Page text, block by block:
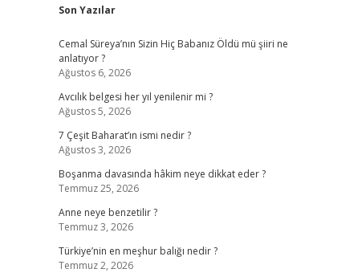
Sidebar
Son Yazılar
Cemal Süreya’nın Sizin Hiç Babanız Öldü mü şiiri ne
anlatıyor ?
Ağustos 6, 2026
Avcılık belgesi her yıl yenilenir mi ?
Ağustos 5, 2026
7 Çeşit Baharat’ın ismi nedir ?
Ağustos 3, 2026
Boşanma davasında hâkim neye dikkat eder ?
Temmuz 25, 2026
Anne neye benzetilir ?
Temmuz 3, 2026
Türkiye’nin en meşhur balığı nedir ?
Temmuz 2, 2026